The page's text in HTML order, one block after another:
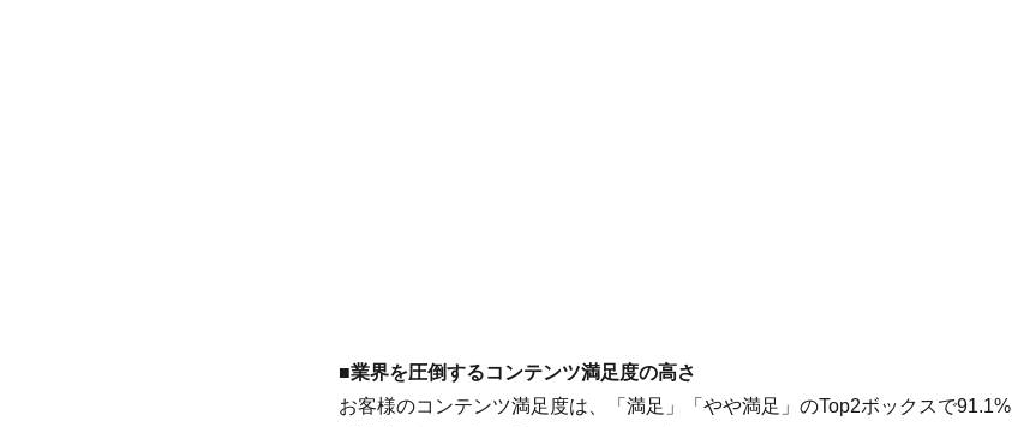
■業界を圧倒するコンテンツ満足度の高さ
お客様のコンテンツ満足度は、「満足」「やや満足」のTop2ボックスで91.1%